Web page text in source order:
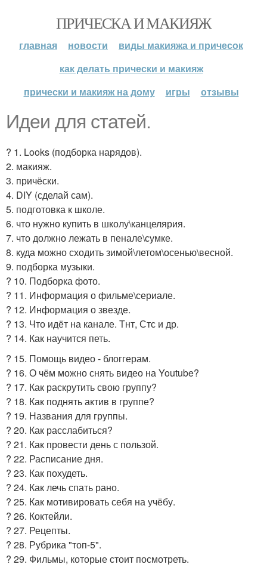
ПРИЧЕСКА И МАКИЯЖ
главная новости
виды макияжа и причесок
как делать прически и макияж
прически и макияж на дому
игры отзывы
Идеи для статей.
? 1. Looks (подборка нарядов).
2. макияж.
3. причёски.
4. DIY (сделай сам).
5. подготовка к школе.
6. что нужно купить в школу\канцелярия.
7. что должно лежать в пенале\сумке.
8. куда можно сходить зимой\летом\осенью\весной.
9. подборка музыки.
? 10. Подборка фото.
? 11. Информация о фильме\сериале.
? 12. Информация о звезде.
? 13. Что идёт на канале. Тнт, Стс и др.
? 14. Как научится петь.
? 15. Помощь видео - блоггерам.
? 16. О чём можно снять видео на Youtube?
? 17. Как раскрутить свою группу?
? 18. Как поднять актив в группе?
? 19. Названия для группы.
? 20. Как расслабиться?
? 21. Как провести день с пользой.
? 22. Расписание дня.
? 23. Как похудеть.
? 24. Как лечь спать рано.
? 25. Как мотивировать себя на учёбу.
? 26. Коктейли.
? 27. Рецепты.
? 28. Рубрика "топ-5".
? 29. Фильмы, которые стоит посмотреть.